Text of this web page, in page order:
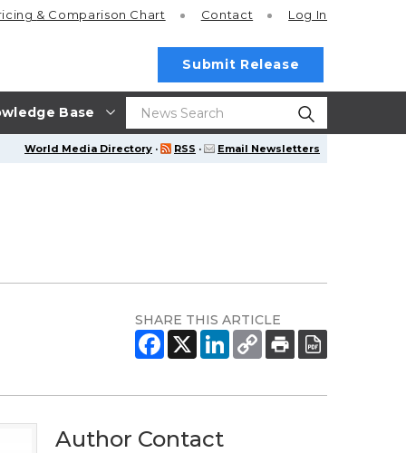
Base
& Comparison Chart Contact Log In
Submit Release
World Media Directory · RSS · Email Newsletters
SHARE THIS ARTICLE
Author Contact